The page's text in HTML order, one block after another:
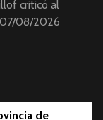
criticó al
07/08/2026
de